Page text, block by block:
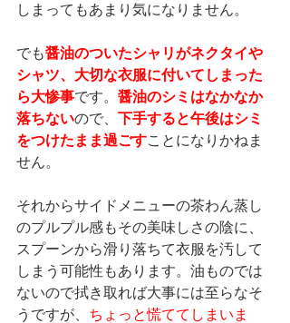
しまってもあまり気になりません。
でも醤油のついたシャリがネクタイや
シャツ、大切な衣服に付いてしまった
ら大惨事です。 醤油のシミはなかなか
落ちないので、 下手すると午後はシミ
をつけたまま過ごすことになりかねま
せん。
それからサイドメニューの茶わん蒸し
のプルプル感もその美味しさの陰に、
スプーンから滑り落ちて衣服を汚して
しまう可能性もあります。油ものでは
ないので拭き取れば大事には至らなそ
うですが、 ちょっと慌ててしまいま